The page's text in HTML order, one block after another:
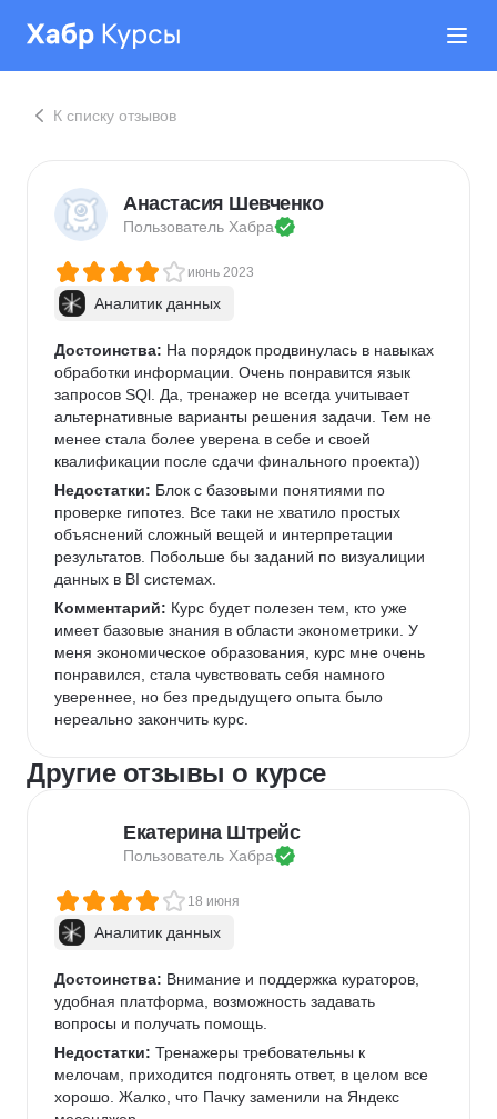
К списку отзывов
Анастасия Шевченко
Пользователь Хабра
июнь 2023
Аналитик данных
Достоинства: На порядок продвинулась в навыках
обработки информации. Очень понравится язык
запросов SQl. Да, тренажер не всегда учитывает
альтернативные варианты решения задачи. Тем не
менее стала более уверена в себе и своей
квалификации после сдачи финального проекта))
Недостатки: Блок с базовыми понятиями по
проверке гипотез. Все таки не хватило простых
объяснений сложный вещей и интерпретации
результатов. Побольше бы заданий по визуалиции
данных в BI системах.
Комментарий: Курс будет полезен тем, кто уже
имеет базовые знания в области эконометрики. У
меня экономическое образования, курс мне очень
понравился, стала чувствовать себя намного
увереннее, но без предыдущего опыта было
нереально закончить курс.
Другие отзывы о курсе
Екатерина Штрейс
Пользователь Хабра
18 июня
Аналитик данных
Достоинства: Внимание и поддержка кураторов,
удобная платформа, возможность задавать
вопросы и получать помощь.
Недостатки: Тренажеры требовательны к
мелочам, приходится подгонять ответ, в целом все
хорошо. Жалко, что Пачку заменили на Яндекс